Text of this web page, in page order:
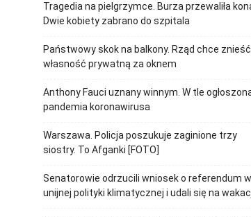
Tragedia na pielgrzymce. Burza przewaliła
Dwie kobiety zabrano do szpitala
Państwowy skok na balkony. Rząd chce znieść
własność prywatną za oknem
Anthony Fauci uznany winnym. W tle
pandemia koronawirusa
Warszawa. Policja poszukuje zaginione trzy
siostry. To Afganki [FOTO]
Senatorowie odrzucili wniosek o referendum
unijnej polityki klimatycznej i udali się na